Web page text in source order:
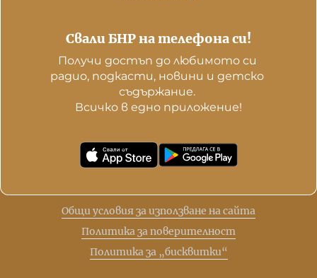
Свали БНР на телефона си!
Получи достъп до любимото си
радио, подкасти, новини и детско
съдържание.
Всичко в едно приложение!
Общи условия за използване на сайта
Политика за поверителност
Политика за „бисквитки“